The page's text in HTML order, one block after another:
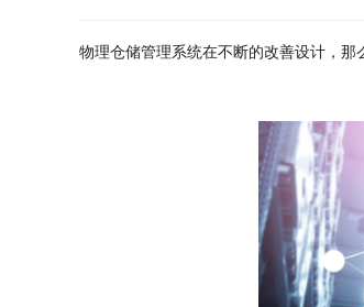
物理仓储管理系统在不断的改善设计，那